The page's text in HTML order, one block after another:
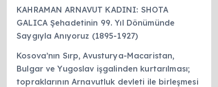
KAHRAMAN ARNAVUT KADINI: SHOTA
GALICA Şehadetinin 99. Yıl Dönümünde
Saygıyla Anıyoruz (1895-1927)
Kosova’nın Sırp, Avusturya-Macaristan,
Bulgar ve Yugoslav işgalinden kurtarılması;
topraklarının Arnavutluk devleti ile birleşmesi